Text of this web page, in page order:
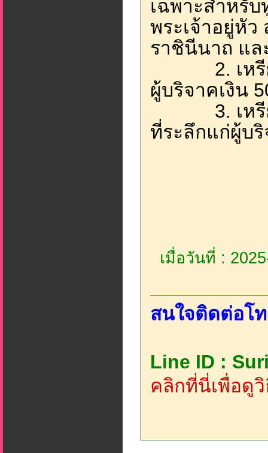
เฉพาะสำหรั
พระเจ้าอยู่หัว
ราชินีนาถ แล
2. เหรียญ
ผู้บริจาคเงิน
3. เหรียญ
ที่ระลึกแก่ผู้บ
เมื่อวันที่ :
สนใจติดต่อโ
Line ID :
คลิกที่นี่เพื่อดูวิ